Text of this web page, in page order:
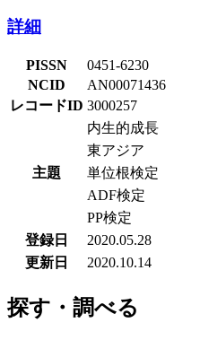
詳細
PISSN
0451-6230
NCID
AN00071436
レコードID 3000257
主題
内生的成長
東アジア
単位根検定
ADF検定
PP検定
登録日
2020.05.28
更新日
2020.10.14
探す・調べる